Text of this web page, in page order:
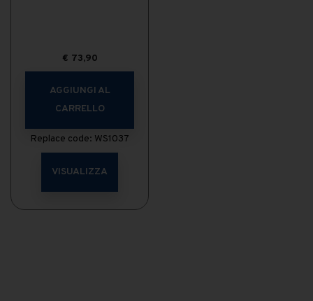
€ 73,90
AGGIUNGI AL
CARRELLO
Replace code: WS1037
VISUALIZZA